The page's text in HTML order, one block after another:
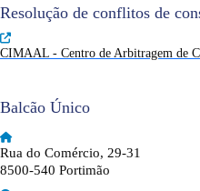
Resolução de conflitos de
CIMAAL - Centro de Arbitragem de
Balcão Único
Rua do Comércio, 29-31
8500-540 Portimão